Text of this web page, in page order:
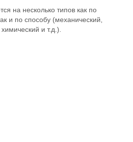
на несколько типов как по
и по способу (механический,
и т.д.).